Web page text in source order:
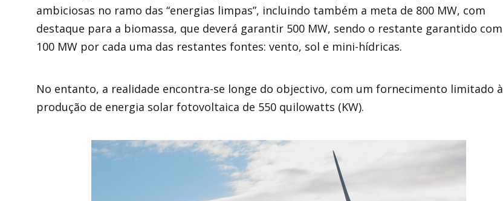
ambiciosas no ramo das “energias limpas”, incluindo também a meta de 800 MW, com
destaque para a biomassa, que deverá garantir 500 MW, sendo o restante garantido com
100 MW por cada uma das restantes fontes: vento, sol e mini-hídricas.
No entanto, a realidade encontra-se longe do objectivo, com um fornecimento limitado à
produção de energia solar fotovoltaica de 550 quilowatts (KW).